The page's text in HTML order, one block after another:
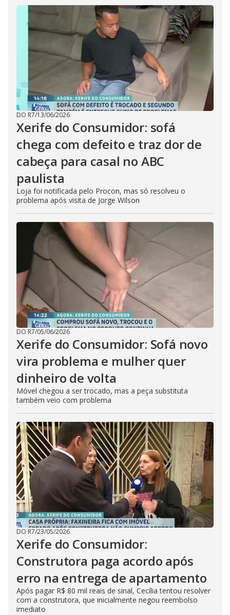
DO R7/13/06/2026
Xerife do Consumidor: sofá
chega com defeito e traz dor de
cabeça para casal no ABC
paulista
Loja foi notificada pelo Procon, mas só resolveu o
problema após visita de Jorge Wilson
DO R7/05/06/2026
Xerife do Consumidor: Sofá novo
vira problema e mulher quer
dinheiro de volta
Móvel chegou a ser trocado, mas a peça substituta
também veio com problema
DO R7/23/05/2026
Xerife do Consumidor:
Construtora paga acordo após
erro na entrega de apartamento
Após pagar R$ 80 mil reais de sinal, Cecília tentou resolver
com a construtora, que inicialmente negou reembolso
imediato